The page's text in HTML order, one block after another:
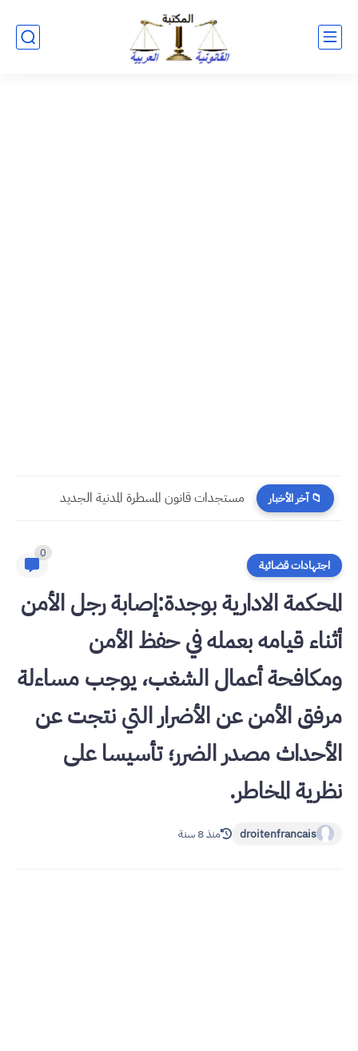
📁 آخر الأخبار مستجدات قانون المسطرة المدنية الجديد
اجتهادات قضائية
0
المحكمة الادارية بوجدة:إصابة رجل الأمن
أثناء قيامه بعمله في حفظ الأمن
ومكافحة أعمال الشغب، يوجب مساءلة
مرفق الأمن عن الأضرار التي نتجت عن
الأحداث مصدر الضرر؛ تأسيسا على
نظرية المخاطر.
droitenfrancais منذ 8 سنة